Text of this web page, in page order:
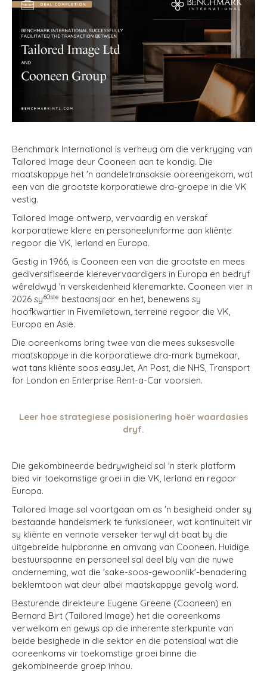
Benchmark International is verheug om die verkryging van
Tailored Image deur Cooneen aan te kondig. Die
maatskappye het 'n aandeletransaksie ooreengekom, wat
een van die grootste korporatiewe dra-groepe in die VK
vestig.
Tailored Image ontwerp, vervaardig en verskaf
korporatiewe klere en personeeluniforme aan kliënte
regoor die VK, Ierland en Europa.
Gestig in 1966, is Cooneen een van die grootste en mees
gediversifiseerde klerevervaardigers in Europa en bedryf
wêreldwyd 'n verskeidenheid kleremarkte. Cooneen vier in
2026 sy60ste bestaansjaar en het, benewens sy
hoofkwartier in Fivemiletown, terreine regoor die VK,
Europa en Asië.
Die ooreenkoms bring twee van die mees suksesvolle
maatskappye in die korporatiewe dra-mark bymekaar,
wat tans kliënte soos easyJet, An Post, die NHS, Transport
for London en Enterprise Rent-a-Car voorsien.
Leer hoe strategiese posisionering hoër waardasies
dryf.
Die gekombineerde bedrywigheid sal 'n sterk platform
bied vir toekomstige groei in die VK, Ierland en regoor
Europa.
Tailored Image sal voortgaan om as 'n besigheid onder sy
bestaande handelsmerk te funksioneer, wat kontinuïteit vir
sy kliënte en vennote verseker terwyl dit baat by die
uitgebreide hulpbronne en omvang van Cooneen. Huidige
bestuurspanne en personeel sal deel bly van die nuwe
onderneming, wat die 'sake-soos-gewoonlik'-benadering
beklemtoon wat deur albei maatskappye gevolg word.
Besturende direkteure Eugene Greene (Cooneen) en
Bernard Birt (Tailored Image) het die ooreenkoms
verwelkom en gewys op die inherente sterkpunte van
beide besighede in die sektor en die potensiaal wat die
ooreenkoms vir toekomstige groei binne die
gekombineerde groep inhou.